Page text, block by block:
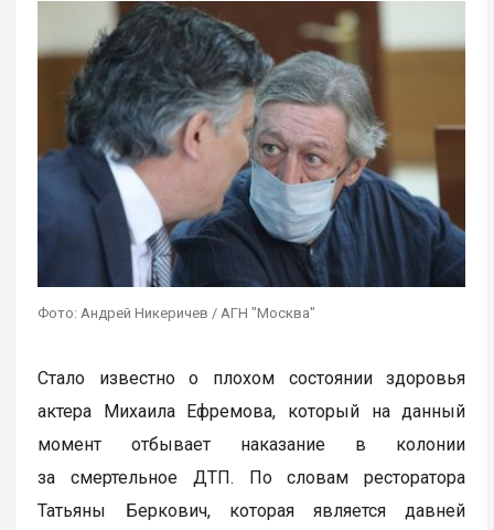
Фото: Андрей Никеричев / АГН "Москва"
Стало известно о плохом состоянии здоровья
актера Михаила Ефремова, который на данный
момент отбывает наказание в колонии
за смертельное ДТП. По словам ресторатора
Татьяны Беркович, которая является давней